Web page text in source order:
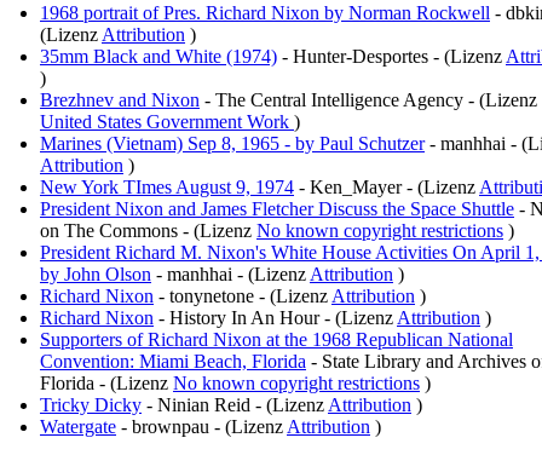
1968 portrait of Pres. Richard Nixon by Norman Rockwell -
(Lizenz Attribution )
35mm Black and White (1974) - Hunter-Desportes - (Lizenz
)
Brezhnev and Nixon - The Central Intelligence Agency - (Lizenz
United States Government Work )
Marines (Vietnam) Sep 8, 1965 - by Paul Schutzer- manhhai -
Attribution )
New York TImes August 9, 1974 - Ken_Mayer - (Lizenz
President Nixon and James Fletcher Discuss the Space Shuttle -
on The Commons - (Lizenz No known copyright restrictions )
President Richard M. Nixon's White House Activities On April
by John Olson - manhhai - (Lizenz Attribution )
Richard Nixon - tonynetone - (Lizenz Attribution )
Richard Nixon - History In An Hour - (Lizenz Attribution )
Supporters of Richard Nixon at the 1968 Republican National
Convention: Miami Beach, Florida - State Library and Archives
Florida - (Lizenz No known copyright restrictions )
Tricky Dicky - Ninian Reid - (Lizenz Attribution )
Watergate - brownpau - (Lizenz Attribution )